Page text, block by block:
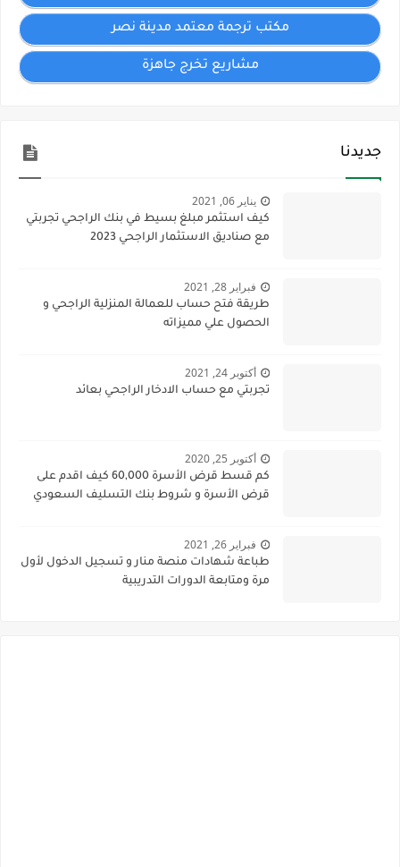
مكتب ترجمة معتمد مدينة نصر
مشاريع تخرج جاهزة
جديدنا
يناير 06, 2021
كيف استثمر مبلغ بسيط في بنك الراجحي تجربتي
مع صناديق الاستثمار الراجحي 2023
فبراير 28, 2021
طريقة فتح حساب للعمالة المنزلية الراجحي و
الحصول علي مميزاته
أكتوبر 24, 2021
تجربتي مع حساب الادخار الراجحي بعائد
أكتوبر 25, 2020
كم قسط قرض الأسرة 60,000 كيف اقدم على
قرض الأسرة و شروط بنك التسليف السعودي
فبراير 26, 2021
طباعة شهادات منصة منار و تسجيل الدخول لأول
مرة ومتابعة الدورات التدريبية